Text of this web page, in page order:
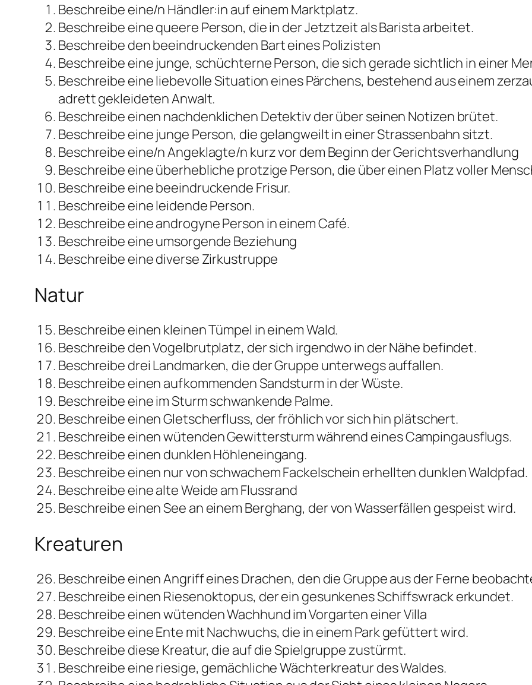
Beschreibe eine/n Händler:in auf einem Marktplatz.
Beschreibe eine queere Person, die in der Jetztzeit als Barista arbeitet.
Beschreibe den beeindruckenden Bart eines Polizisten
Beschreibe eine junge, schüchterne Person, die sich gerade sichtlich in einer
Beschreibe eine liebevolle Situation eines Pärchens, bestehend aus einem
adrett gekleideten Anwalt.
Beschreibe einen nachdenklichen Detektiv der über seinen Notizen brütet.
Beschreibe eine junge Person, die gelangweilt in einer Strassenbahn sitzt.
Beschreibe eine/n Angeklagte/n kurz vor dem Beginn der Gerichtsverhandlung
Beschreibe eine überhebliche protzige Person, die über einen Platz voller
Beschreibe eine beeindruckende Frisur.
Beschreibe eine leidende Person.
Beschreibe eine androgyne Person in einem Café.
Beschreibe eine umsorgende Beziehung
Beschreibe eine diverse Zirkustruppe
Natur
Beschreibe einen kleinen Tümpel in einem Wald.
Beschreibe den Vogelbrutplatz, der sich irgendwo in der Nähe befindet.
Beschreibe drei Landmarken, die der Gruppe unterwegs auffallen.
Beschreibe einen aufkommenden Sandsturm in der Wüste.
Beschreibe eine im Sturm schwankende Palme.
Beschreibe einen Gletscherfluss, der fröhlich vor sich hin plätschert.
Beschreibe einen wütenden Gewittersturm während eines Campingausflugs.
Beschreibe einen dunklen Höhleneingang.
Beschreibe einen nur von schwachem Fackelschein erhellten dunklen Waldpfad.
Beschreibe eine alte Weide am Flussrand
Beschreibe einen See an einem Berghang, der von Wasserfällen gespeist wird.
Kreaturen
Beschreibe einen Angriff eines Drachen, den die Gruppe aus der Ferne
Beschreibe einen Riesenoktopus, der ein gesunkenes Schiffswrack erkundet.
Beschreibe einen wütenden Wachhund im Vorgarten einer Villa
Beschreibe eine Ente mit Nachwuchs, die in einem Park gefüttert wird.
Beschreibe diese Kreatur, die auf die Spielgruppe zustürmt.
Beschreibe eine riesige, gemächliche Wächterkreatur des Waldes.